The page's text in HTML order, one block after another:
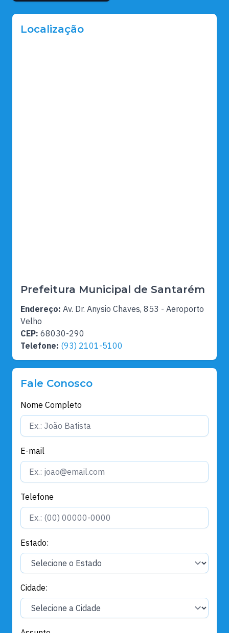
Localização
Prefeitura Municipal de Santarém
Endereço: Av. Dr. Anysio Chaves, 853 - Aeroporto
Velho
CEP: 68030-290
Telefone: (93) 2101-5100
Fale Conosco
Nome Completo
E-mail
Telefone
Estado:
Cidade: